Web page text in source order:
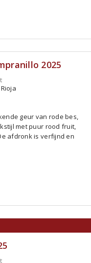
2025
geur van rode bes,
met puur rood fruit,
afdronk is verfijnd en